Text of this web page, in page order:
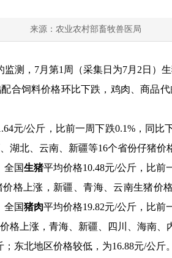
来源：农业农村部畜牧兽医局
测， 7月第1 周（采集日为7月 2 日）
合饲料价格环比下跌，鸡肉、商品
元/公斤，比前一周下跌0.1%，同比
湖北、云南、新疆等16个省份仔猪价
全国生猪平均价格10.48元/公斤，比前
价格上涨，新疆、青海、云南生猪价
全国猪肉平均价格19.82元/公斤，比前
格上涨，青海、新疆、四川、海南、
；东北地区价格较低，为16.88元/公斤。